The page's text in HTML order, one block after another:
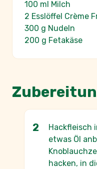
100 ml Milch
2 Esslöffel Crème
300 g Nudeln
200 g Fetakäse
Hackfleisch
etwas Öl
hacken, in